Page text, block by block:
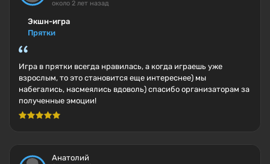
около 2 лет назад
Экшн-игра
Прятки
Игра в прятки всегда нравилась, а когда играешь уже
взрослым, то это становится еще интереснее) мы
набегались, насмеялись вдоволь) спасибо организаторам за
полученные эмоции!
Анатолий